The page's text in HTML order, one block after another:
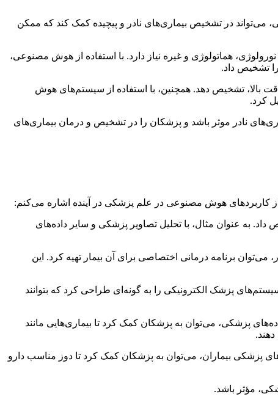
می‌تواند در تشخیص بیماری‌های نادر و پیچیده کمک کند که ممکن
هماتولوژی و غیره نیاز دارد. با استفاده از هوش مصنوعی،
تشخیص داد.
بالا، تشخیص دهد. همچنین، با استفاده از سیستم‌های هوش
کرد.
نادر موثر باشد و پزشکان را در تشخیص و درمان بیماری‌های
از کاربردهای هوش مصنوعی در علم پزشکی در آینده اشاره می‌کنم:
به عنوان مثال، با تحلیل تصاویر پزشکی و سایر داده‌های
برنامه درمانی اختصاصی برای آن بیمار تهیه کرد. این
پزشک الکترونیکی را به گونه‌ای طراحی کرد که بتوانند
پزشکی، می‌توان به پزشکان کمک کرد تا بیماری‌هایی مانند
پزشکی بیماران، می‌توان به پزشکان کمک کرد تا دوز مناسب دارو
مؤثر باشد.